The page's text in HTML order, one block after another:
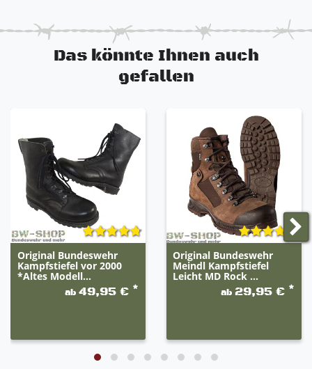
VANGUARD®-Premium-Dämpfungssohlensystem
Gepolsterte Polyurethan-Mittelsohle
100 % VIBRAM Sierra-Laufsohle aus Gummi
Benzin-, Erdöl-, Öl- und Schmiermittelbeständig
Gore-Tex Membrane
Sehr guter Lauf- und Tragekomfort
Das könnte Ihnen auch
gefallen
Original Bundeswehr
Kampfstiefel vor 2000
*Altes Modell...
ab49,95 € *
Original Bundeswehr
Meindl Kampfstiefel
Leicht MD Rock ...
ab 29,95 € *